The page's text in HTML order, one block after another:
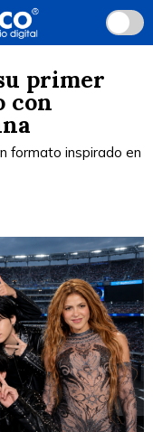
primer
con
formato inspirado en